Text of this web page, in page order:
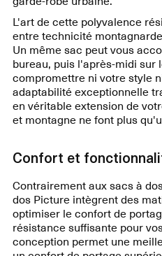
L'art de cette polyvalence
entre technicité
Un même sac peut vous
bureau, puis l'après-midi sur
compromettre ni votre style
adaptabilité exceptionnelle
en véritable extension de
et montagne ne font plus
Confort et
Contrairement aux sacs à
dos Picture intègrent des
optimiser le confort de
résistance suffisante pour
conception permet une